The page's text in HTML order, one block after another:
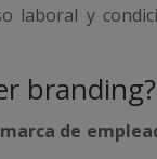
laboral y
branding?
marca de